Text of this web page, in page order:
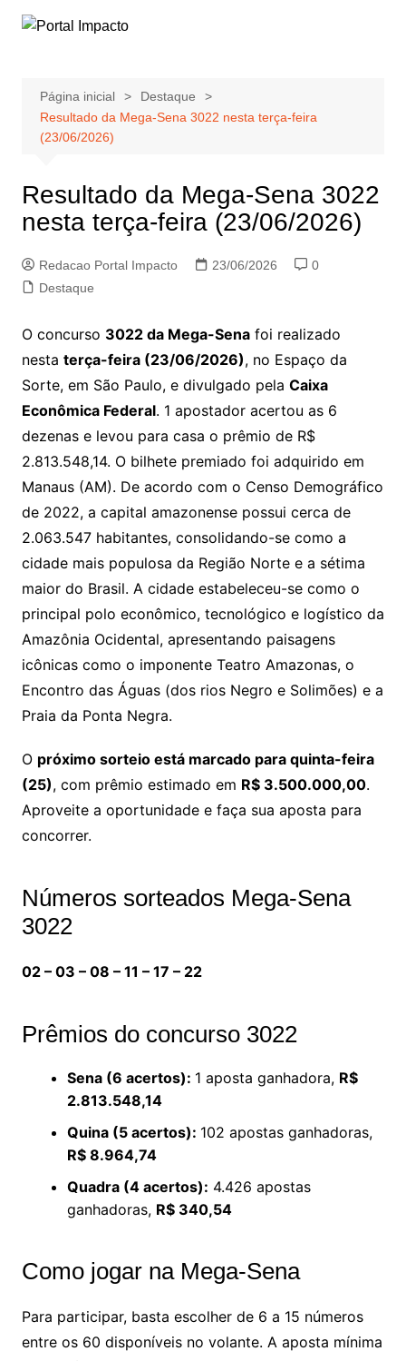
para
Página inicial
Destaque
Resultado da Mega-Sena 3022 nesta terça-feira
(23/06/2026)
Resultado da Mega-Sena 3022
nesta terça-feira (23/06/2026)
Redacao Portal Impacto 23/06/2026
0
Destaque
O concurso 3022 da Mega-Senafoi realizado
nesta terça-feira (23/06/2026), no Espaço da
Sorte, em São Paulo, e divulgado pela Caixa
Econômica Federal. 1 apostador acertou as 6
dezenas e levou para casa o prêmio de R$
2.813.548,14. O bilhete premiado foi adquirido em
Manaus (AM). De acordo com o Censo Demográfico
de 2022, a capital amazonense possui cerca de
2.063.547 habitantes, consolidando-se como a
cidade mais populosa da Região Norte e a sétima
maior do Brasil. A cidade estabeleceu-se como o
principal polo econômico, tecnológico e logístico da
Amazônia Ocidental, apresentando paisagens
icônicas como o imponente Teatro Amazonas, o
Encontro das Águas (dos rios Negro e Solimões) e a
Praia da Ponta Negra.
O próximo sorteio está marcado para quinta-feira
(25), com prêmio estimado em R$ 3.500.000,00.
Aproveite a oportunidade e faça sua aposta para
concorrer.
Números sorteados Mega-Sena
3022
02 – 03 – 08 – 11 – 17 – 22
Prêmios do concurso 3022
Sena (6 acertos): 1 aposta ganhadora, R$
2.813.548,14
Quina (5 acertos): 102 apostas ganhadoras,
R$ 8.964,74
Quadra (4 acertos): 4.426 apostas
ganhadoras, R$ 340,54
Como jogar na Mega-Sena
Para participar, basta escolher de 6 a 15 números
entre os 60 disponíveis no volante. A aposta mínima